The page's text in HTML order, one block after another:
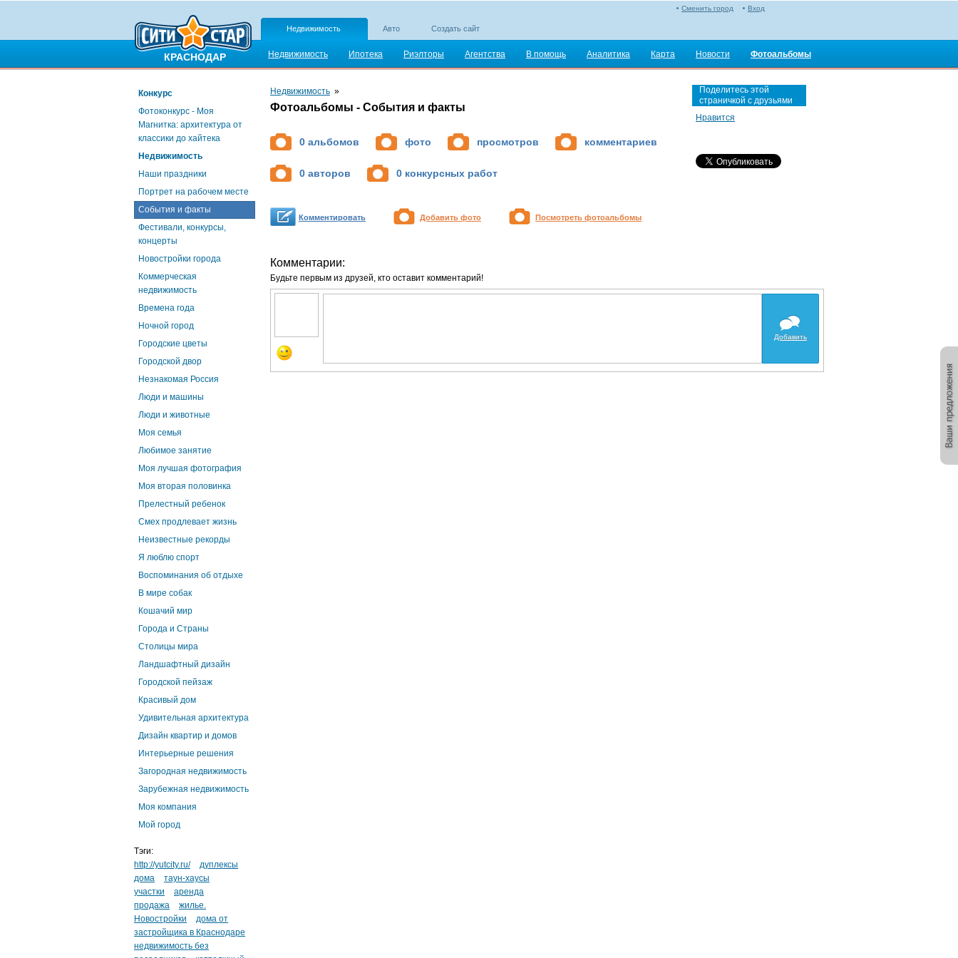
КРАСНОДАР
Вход
Сменить город
Недвижимость Авто Создать сайт
Недвижимость Ипотека Риэлторы Агентства В помощь Аналитика Карта Новости Фотоальбомы
Конкурс
Фотоконкурс - Моя
Магнитка: архитектура от
классики до хайтека
Недвижимость
Наши праздники
Портрет на рабочем месте
События и факты
Фестивали, конкурсы,
концерты
Новостройки города
Коммерческая
недвижимость
Времена года
Ночной город
Городские цветы
Городской двор
Незнакомая Россия
Люди и машины
Люди и животные
Моя семья
Любимое занятие
Моя лучшая фотография
Моя вторая половинка
Прелестный ребенок
Смех продлевает жизнь
Неизвестные рекорды
Я люблю спорт
Воспоминания об отдыхе
В мире собак
Кошачий мир
Города и Страны
Столицы мира
Ландшафтный дизайн
Городской пейзаж
Красивый дом
Удивительная архитектура
Дизайн квартир и домов
Интерьерные решения
Загородная недвижимость
Зарубежная недвижимость
Моя компания
Мой город
Тэги:
http://yutcity.ru/
дуплексы
дома
таун-хаусы
участки
аренда
продажа
жилье.
Новостройки
дома от
застройщика в Краснодаре
недвижимость без
Недвижимость »
Фотоальбомы - События и факты
0 альбомов фото просмотров комментариев
0 авторов 0 конкурсных работ
Комментировать Добавить фото Посмотреть фотоальбомы
Поделитесь этой
страничкой с друзьями
Нравится
Комментарии:
Будьте первым из друзей, кто оставит комментарий!
Добавить